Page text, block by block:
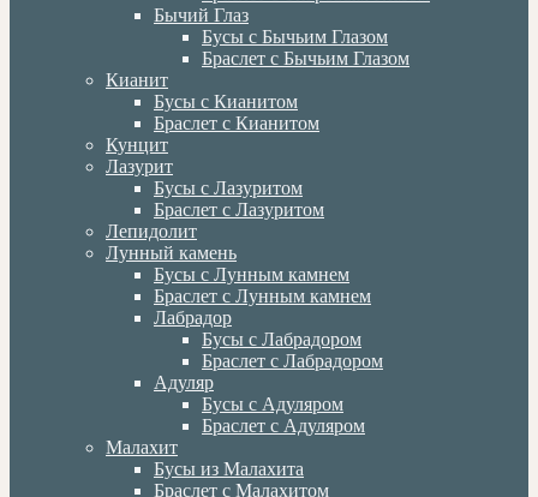
Бычий Глаз
Бусы с Бычьим Глазом
Браслет с Бычьим Глазом
Кианит
Бусы с Кианитом
Браслет с Кианитом
Кунцит
Лазурит
Бусы с Лазуритом
Браслет с Лазуритом
Лепидолит
Лунный камень
Бусы с Лунным камнем
Браслет с Лунным камнем
Лабрадор
Бусы с Лабрадором
Браслет с Лабрадором
Адуляр
Бусы с Адуляром
Браслет с Адуляром
Малахит
Бусы из Малахита
Браслет с Малахитом